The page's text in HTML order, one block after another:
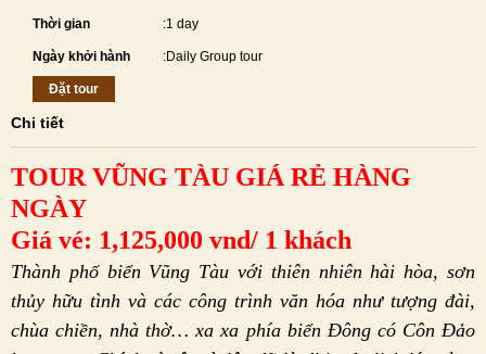
Thời gian :1 day
Ngày khởi hành :Daily Group tour
Đặt tour
Chi tiết
TOUR VŨNG TÀU GIÁ RẺ HÀNG
NGÀY
Giá vé: 1,125,000 vnd/ 1 khách
Thành phố biển Vũng Tàu với thiên nhiên hài hòa, sơn
thủy hữu tình và các công trình văn hóa như tượng đài,
chùa chiền, nhà thờ… xa xa phía biển Đông có Côn Đảo